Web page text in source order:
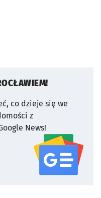
co dzieje się we
z
News!
serwisu